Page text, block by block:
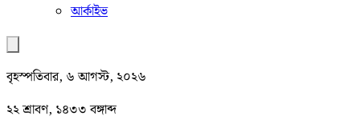
আর্কাইভ
বৃহস্পতিবার, ৬ আগস্ট, ২০২৬
২২ শ্রাবণ, ১৪৩৩ বঙ্গাব্দ